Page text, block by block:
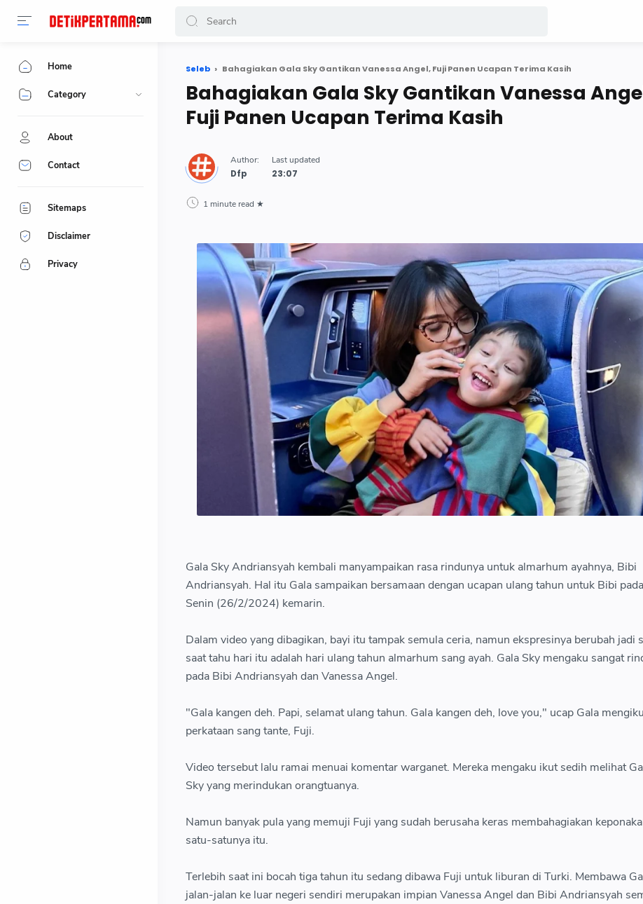
Seleb Bahagiakan Gala Sky Gantikan Vanessa Angel, Fuji Panen Ucapan Terima Kasih
Bahagiakan Gala Sky Gantikan Vanessa
Fuji Panen Ucapan Terima Kasih
Dfp
1 minute read
Gala Sky Andriansyah kembali manyampaikan rasa rindunya untuk almarhum ayahnya, Bibi
Andriansyah. Hal itu Gala sampaikan bersamaan dengan ucapan ulang tahun untuk Bibi pada
Senin (26/2/2024) kemarin.
Dalam video yang dibagikan, bayi itu tampak semula ceria, namun ekspresinya berubah jadi
saat tahu hari itu adalah hari ulang tahun almarhum sang ayah. Gala Sky mengaku sangat
pada Bibi Andriansyah dan Vanessa Angel.
"Gala kangen deh. Papi, selamat ulang tahun. Gala kangen deh, love you," ucap Gala
perkataan sang tante, Fuji.
Video tersebut lalu ramai menuai komentar warganet. Mereka mengaku ikut sedih melihat
Sky yang merindukan orangtuanya.
Namun banyak pula yang memuji Fuji yang sudah berusaha keras membahagiakan
satu-satunya itu.
Terlebih saat ini bocah tiga tahun itu sedang dibawa Fuji untuk liburan di Turki. Membawa
jalan-jalan ke luar negeri sendiri merupakan impian Vanessa Angel dan Bibi Andriansyah
Home
Category
About
Contact
Sitemaps
Disclaimer
Privacy